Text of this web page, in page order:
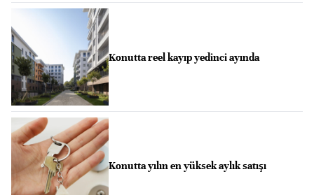
Konutta reel kayıp yedinci ayında
Konutta yılın en yüksek aylık satışı